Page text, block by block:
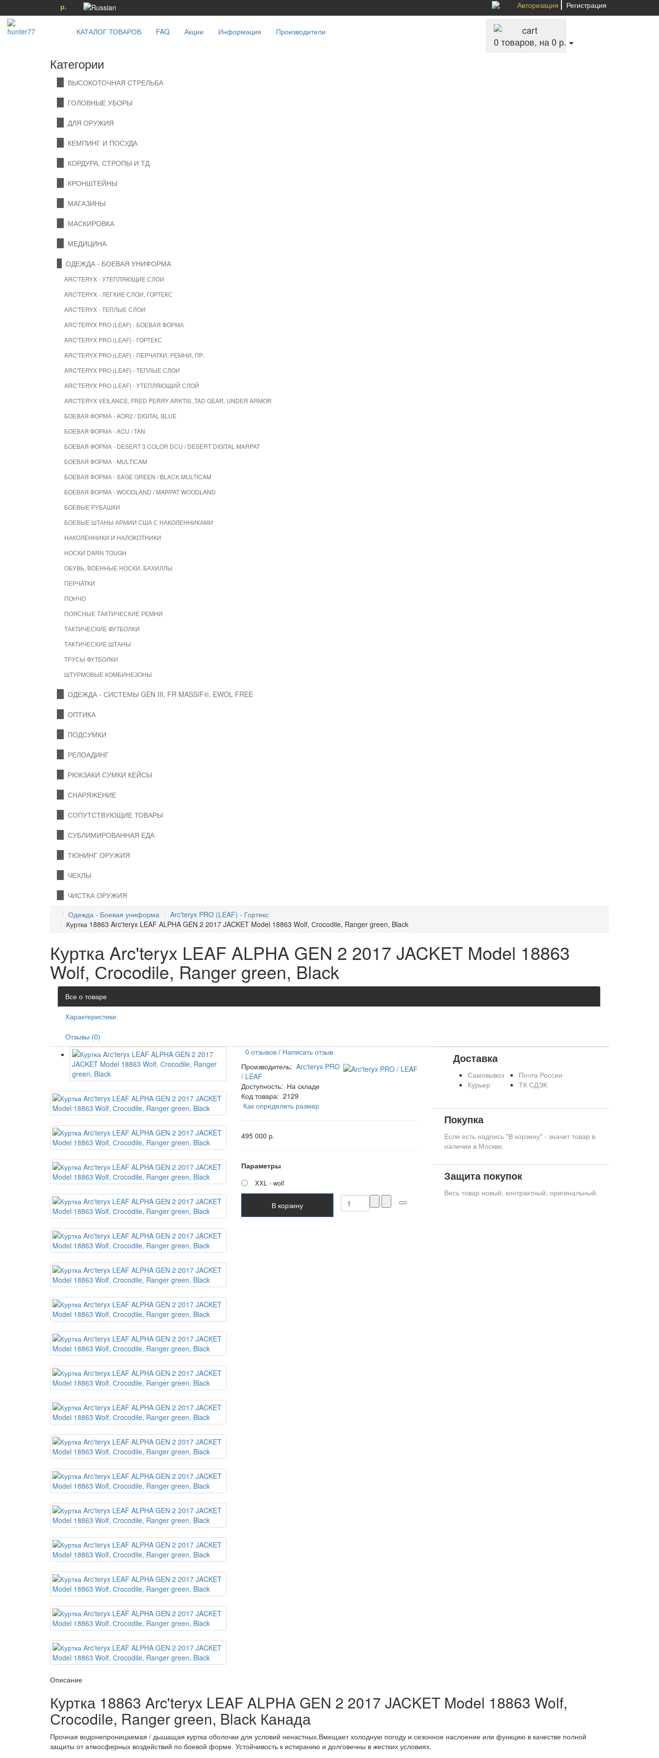
р. Авторизация Регистрация
КАТАЛОГ ТОВАРОВ FAQ Акции Информация Производители
0 товаров, на 0 р.
Категории
ВЫСОКОТОЧНАЯ СТРЕЛЬБА
ГОЛОВНЫЕ УБОРЫ
ДЛЯ ОРУЖИЯ
КЕМПИНГ И ПОСУДА
КОРДУРА, СТРОПЫ И ТД
КРОНШТЕЙНЫ
МАГАЗИНЫ
МАСКИРОВКА
МЕДИЦИНА
ОДЕЖДА - БОЕВАЯ УНИФОРМА
ARC'TERYX - УТЕПЛЯЮЩИЕ СЛОИ
ARC'TERYX - ЛЕГКИЕ СЛОИ, ГОРТЕКС
ARC'TERYX - ТЕПЛЫЕ СЛОИ
ARC'TERYX PRO (LEAF) - БОЕВАЯ ФОРМА
ARC'TERYX PRO (LEAF) - ГОРТЕКС
ARC'TERYX PRO (LEAF) - ПЕРЧАТКИ, РЕМНИ, ПР.
ARC'TERYX PRO (LEAF) - ТЕПЛЫЕ СЛОИ
ARC'TERYX PRO (LEAF) - УТЕПЛЯЮЩИЙ СЛОЙ
ARC'TERYX VEILANCE, FRED PERRY ARKTIS ,TAD GEAR, UNDER ARMOR
БОЕВАЯ ФОРМА - AOR2 / DIGITAL BLUE
БОЕВАЯ ФОРМА - ACU / TAN
БОЕВАЯ ФОРМА - DESERT 3 COLOR DCU / DESERT DIGITAL MARPAT
БОЕВАЯ ФОРМА - MULTICAM
БОЕВАЯ ФОРМА - SAGE GREEN / BLACK MULTICAM
БОЕВАЯ ФОРМА - WOODLAND / MARPAT WOODLAND
БОЕВЫЕ РУБАШКИ
БОЕВЫЕ ШТАНЫ АРМИИ США С НАКОЛЕННИКАМИ
НАКОЛЕННИКИ И НАЛОКОТНИКИ
НОСКИ DARN TOUGH
ОБУВЬ, ВОЕННЫЕ НОСКИ, БАХИЛЛЫ
ПЕРЧАТКИ
ПОНЧО
ПОЯСНЫЕ ТАКТИЧЕСКИЕ РЕМНИ
ТАКТИЧЕСКИЕ ФУТБОЛКИ
ТАКТИЧЕСКИЕ ШТАНЫ
ТРУСЫ ФУТБОЛКИ
ШТУРМОВЫЕ КОМБИНЕЗОНЫ
ОДЕЖДА - СИСТЕМЫ GEN III, FR MASSIF®, EWOL FREE
ОПТИКА
ПОДСУМКИ
РЕЛОАДИНГ
РЮКЗАКИ СУМКИ КЕЙСЫ
СНАРЯЖЕНИЕ
СОПУТСТВУЮЩИЕ ТОВАРЫ
СУБЛИМИРОВАННАЯ ЕДА
ТЮНИНГ ОРУЖИЯ
ЧЕХЛЫ
ЧИСТКА ОРУЖИЯ
Одежда - Боевая униформа
Arc'teryx PRO (LEAF) - Гортекс
Куртка 18863 Arc'teryx LEAF ALPHA GEN 2 2017 JACKET Model 18863 Wolf, Сrocodile, Ranger green, Black
Куртка Arc'teryx LEAF ALPHA GEN 2 2017 JACKET Model 18863
Wolf, Сrocodile, Ranger green, Black
Все о товаре
Характеристики
Отзывы (0)
0 отзывов / Написать отзыв
Производитель: Arc'teryx PRO
/ LEAF
Доступность: На складе
Код товара: 2129
Как определить размер
495 000 р.
Параметры
XXL - wolf
В корзину
Доставка
Самовывоз
Курьер
Почта России
ТК СДЭК
Покупка
Если есть надпись "В корзину" - значит товар в
наличии в Москве.
Защита покупок
Весь товар новый, контрактный, оригинальный.
Описание
Куртка 18863 Arc'teryx LEAF ALPHA GEN 2 2017 JACKET Model 18863 Wolf,
Сrocodile, Ranger green, Black Канада
Прочная водонепроницаемая / дышащая куртка оболочки для условий ненастных.Вмещает холодную погоду и сезонное наслоение или функцию в качестве полной
защиты от атмосферных воздействий по боевой форме. Устойчивость к истиранию и долговечны в жестких условиях.